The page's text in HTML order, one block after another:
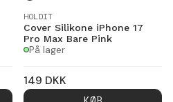
HOLDIT
Cover Silikone iPhone 17
Pro Max Bare Pink
På lager
149 DKK